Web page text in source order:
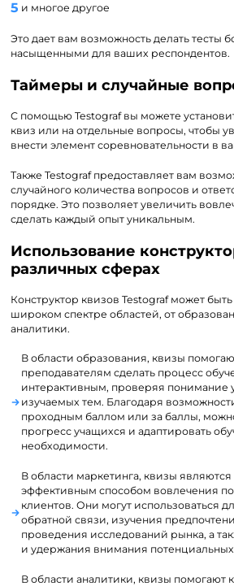
и многое другое
Это дает вам возможность делать тесты
насыщенными для ваших респондентов.
Таймеры и случайные
С помощью Testograf вы можете
квиз или на отдельные вопросы, чтобы
внести элемент соревновательности в
Также Testograf предоставляет вам
случайного количества вопросов и
порядке. Это позволяет увеличить
сделать каждый опыт уникальным.
Использование
различных сферах
Конструктор квизов Testograf может
широком спектре областей, от
аналитики.
В области образования, квизы
преподавателям сделать процесс
интерактивным, проверяя понимание
изучаемых тем. Благодаря
проходным баллом или за баллы,
прогресс учащихся и адаптировать
необходимости.
В области маркетинга, квизы
эффективным способом вовлечения
клиентов. Они могут использоваться
обратной связи, изучения
проведения исследований рынка, а
и удержания внимания потенциальных
В области аналитики, квизы помогают